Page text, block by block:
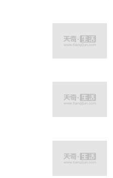
饼，个头饱满，外酥内
味的有葱油、鲜肉、蟹
玫瑰、豆沙、枣泥等品
出炉，色呈蟹壳红，